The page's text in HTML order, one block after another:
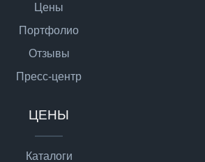
Цены
Портфолио
Отзывы
Пресс-центр
ЦЕНЫ
Каталоги